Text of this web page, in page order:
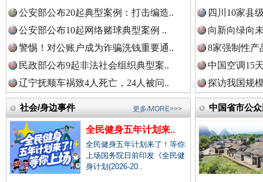
中国公民新闻网.
中国公共新闻网.
中国法制新闻网.
巳巳如意，开工大吉！ 三轮上
公安部公布20起典型案例：打击编造..
公安部公布10起网络赌球典型案例 ..
警惕！对公账户成为诈骗洗钱重要通..
民政部公布9起非法社会组织典型案..
辽宁抚顺车祸致4人死亡，24人被问..
四川10家县
向新向绿向
8家强制性产
中国空调15
探访我国规
社会/身边事件
全民健身五年计划来..
全民健身五年计划来了！等你
上场国务院日前印发《全民健
身计划(2026-20..
更多/MORE>>> 中国省市公